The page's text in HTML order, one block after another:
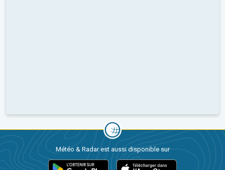
Météo & Radar est aussi disponible sur